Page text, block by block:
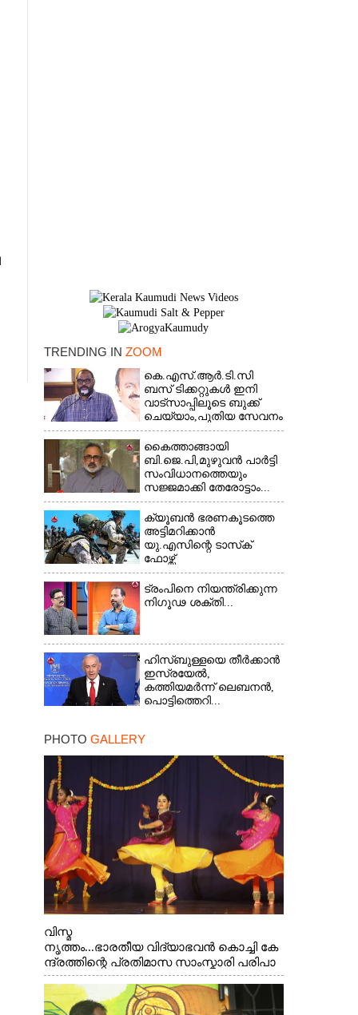
TRENDING IN ZOOM
കെ.എസ്.ആർ.ടി.സി
ബസ് ടിക്കറ്റുകൾ ഇനി
വാട്സാപ്പിലൂടെ ബുക്ക്
ചെയ്യാം,പുതിയ സേവനം
തുടങ്ങി...
കൈത്താങ്ങായി
ബി.ജെ.പി,മുഴുവൻ പാർട്ടി
സംവിധാനത്തെയും
സജ്ജമാക്കി തേരോട്ടാം...
ക്യൂബൻ ഭരണകൂടത്തെ
അട്ടിമറിക്കാൻ
യു.എസിന്റെ ടാസ്‌ക്
ഫോഴ്സ്
ട്രംപിനെ നിയന്ത്രിക്കുന്ന
നിഗൂഢ ശക്തി...
ഹിസ്ബുള്ളയെ തീർക്കാൻ
ഇസ്രയേൽ,
കത്തിയമർന്ന് ലെബനൻ,
പൊട്ടിത്തെറി...
PHOTO GALLERY
വിസ്മ
നൃത്തം...ഭാരതീയ വിദ്യാഭവൻ കൊച്ചി കേ
ന്ദ്രത്തിന്റെ പ്രതിമാസ സാംസ്കാരി പരിപാ
ടിയുടെ ഭാഗമായി ടി.ഡി റോഡിലെ
ഭാരതീയ വിദ്യാഭവൻ സർദാർ പട്ടേൽ
സഭാഗൃഹത്തിൽ
×